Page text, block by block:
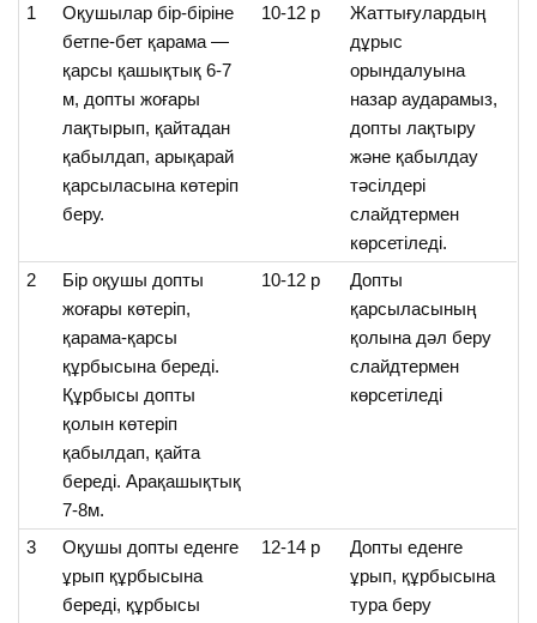
1
Оқушылар бір-біріне
бетпе-бет қарама —
қарсы қашықтық 6-7
м, допты жоғары
лақтырып, қайтадан
қабылдап, арықарай
қарсыласына көтеріп
беру.
10-12 р
Жаттығулардың
дұрыс
орындалуына
назар аударамыз,
допты лақтыру
және қабылдау
тәсілдері
слайдтермен
көрсетіледі.
2
Бір оқушы допты
жоғары көтеріп,
қарама-қарсы
құрбысына береді.
Құрбысы допты
қолын көтеріп
қабылдап, қайта
береді. Арақашықтық
7-8м.
10-12 р
Допты
қарсыласының
қолына дәл беру
слайдтермен
көрсетіледі
3
Оқушы допты еденге
ұрып құрбысына
береді, құрбысы
12-14 р
Допты еденге
ұрып, құрбысына
тура беру